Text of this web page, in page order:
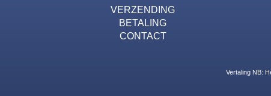
VERZENDING
BETALING
CONTACT
Vertaling NB: